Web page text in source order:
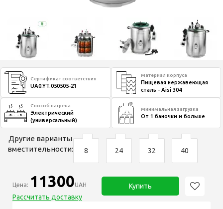
Сертификат соответствия
UA0.YT.050505-21
Материал корпуса
Пищевая нержавеющая
сталь - Aisi 304
Способ нагрева
Электрический
(универсальный)
Минимальная загрузка
От 1 баночки и больше
Другие варианты
вместительности:
8 24 32 40
Цена: 11300UAH
Рассчитать доставку
Купить